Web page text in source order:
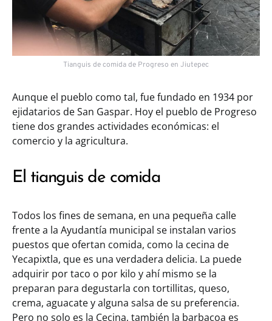
Tianguis de comida de Progreso en Jiutepec
Aunque el pueblo como tal, fue fundado en 1934 por
ejidatarios de San Gaspar. Hoy el pueblo de Progreso
tiene dos grandes actividades económicas: el
comercio y la agricultura.
El tianguis de comida
Todos los fines de semana, en una pequeña calle
frente a la Ayudantía municipal se instalan varios
puestos que ofertan comida, como la cecina de
Yecapixtla, que es una verdadera delicia. La puede
adquirir por taco o por kilo y ahí mismo se la
preparan para degustarla con tortillitas, queso,
crema, aguacate y alguna salsa de su preferencia.
Pero no solo es la Cecina, también la barbacoa es